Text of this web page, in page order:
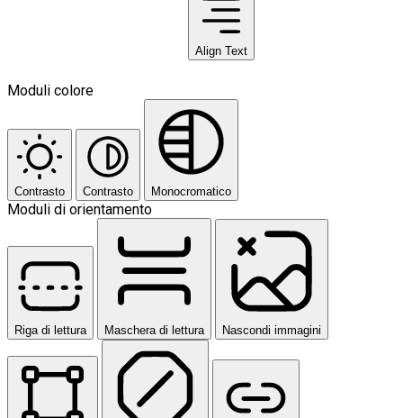
Align Text
Moduli colore
Contrasto Contrasto Monocromatico
Moduli di orientamento
Riga di lettura Maschera di lettura Nascondi immagini